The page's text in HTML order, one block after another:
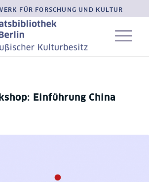
FÜR FORSCHUNG UND KULTUR
Einführung China